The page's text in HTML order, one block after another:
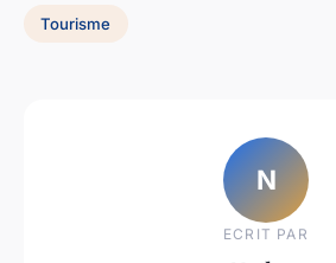
Tourisme
N
ECRIT PAR